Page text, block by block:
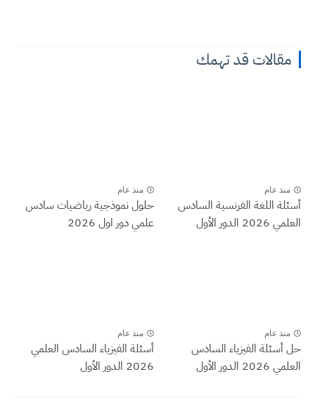
مقالات قد تهمك
منذ عام
أسئلة اللغة الفرنسية السادس
العلمي 2026 الدور الأول
منذ عام
حلول نموذجية رياضيات سادس
علمي دور اول 2026
منذ عام
حل أسئلة الفيزياء السادس
العلمي 2026 الدور الأول
منذ عام
أسئلة الفيزياء السادس العلمي
2026 الدور الأول